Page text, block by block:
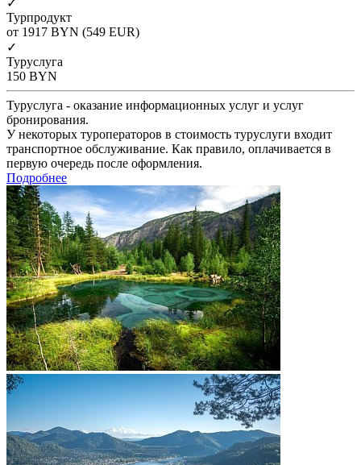
Турпродукт
от 1917 BYN (549 EUR)
✓
Туруслуга
150 BYN
Туруслуга - оказание информационных услуг и услуг
бронирования.
У некоторых туроператоров в стоимость туруслуги входит
транспортное обслуживание. Как правило, оплачивается в
первую очередь после оформления.
Подробнее